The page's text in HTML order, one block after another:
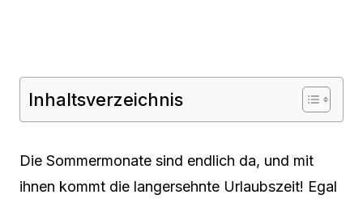
Inhaltsverzeichnis
Die Sommermonate sind endlich da, und mit
ihnen kommt die langersehnte Urlaubszeit! Egal